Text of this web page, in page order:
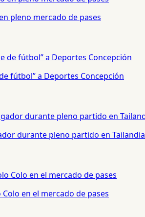
pleno mercado de pases
fútbol” a Deportes Concepción
durante pleno partido en Tailandia
en el mercado de pases